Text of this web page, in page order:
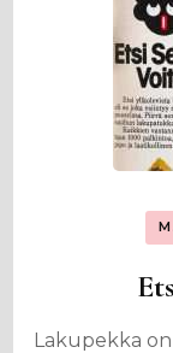
Lakupekka